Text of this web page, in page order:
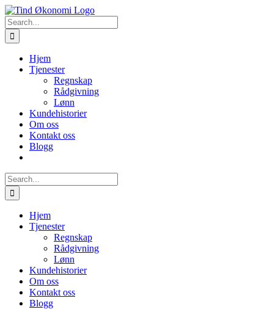
Skip
to
content
Search
for:
Hjem
Tjenester
Regnskap
Rådgivning
Lønn
Kundehistorier
Om oss
Kontakt oss
Blogg
Search
for:
Hjem
Tjenester
Regnskap
Rådgivning
Lønn
Kundehistorier
Om oss
Kontakt oss
Blogg